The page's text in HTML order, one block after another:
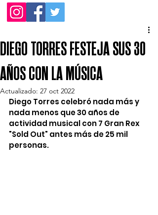
DIEGO TORRES FESTEJA SUS 30
AÑOS CON LA MÚSICA
Actualizado: 27 oct 2022
Diego Torres celebró nada más y
nada menos que 30 años de
actividad musical con 7 Gran Rex
"Sold Out" antes más de 25 mil
personas.